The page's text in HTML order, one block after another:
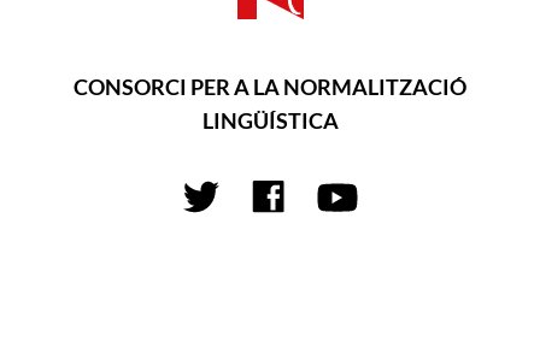
CONSORCI PER A LA NORMALITZACIÓ
LINGÜÍSTICA